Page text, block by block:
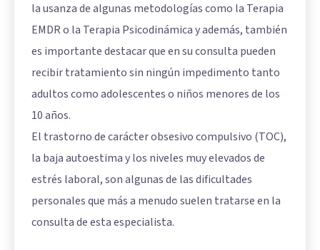
la usanza de algunas metodologías como la Terapia
EMDR o la Terapia Psicodinámica y además, también
es importante destacar que en su consulta pueden
recibir tratamiento sin ningún impedimento tanto
adultos como adolescentes o niños menores de los
10 años.
El trastorno de carácter obsesivo compulsivo (TOC),
la baja autoestima y los niveles muy elevados de
estrés laboral, son algunas de las dificultades
personales que más a menudo suelen tratarse en la
consulta de esta especialista.